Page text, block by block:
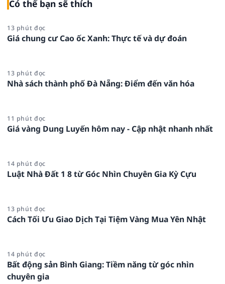
Có thể bạn sẽ thích
13 phút đọc
Giá chung cư Cao ốc Xanh: Thực tế và dự đoán
13 phút đọc
Nhà sách thành phố Đà Nẵng: Điểm đến văn hóa
11 phút đọc
Giá vàng Dung Luyến hôm nay - Cập nhật nhanh nhất
14 phút đọc
Luật Nhà Đất 1 8 từ Góc Nhìn Chuyên Gia Kỳ Cựu
13 phút đọc
Cách Tối Ưu Giao Dịch Tại Tiệm Vàng Mua Yên Nhật
14 phút đọc
Bất động sản Bình Giang: Tiềm năng từ góc nhìn
chuyên gia